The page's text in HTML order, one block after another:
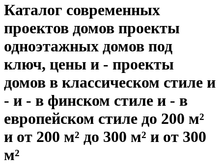
Каталог современных
проектов домов проекты
одноэтажных домов под
ключ, цены и - проекты
домов в классическом стиле и
- и - в финском стиле и - в
европейском стиле до 200 м²
и от 200 м² до 300 м² и от 300
м²